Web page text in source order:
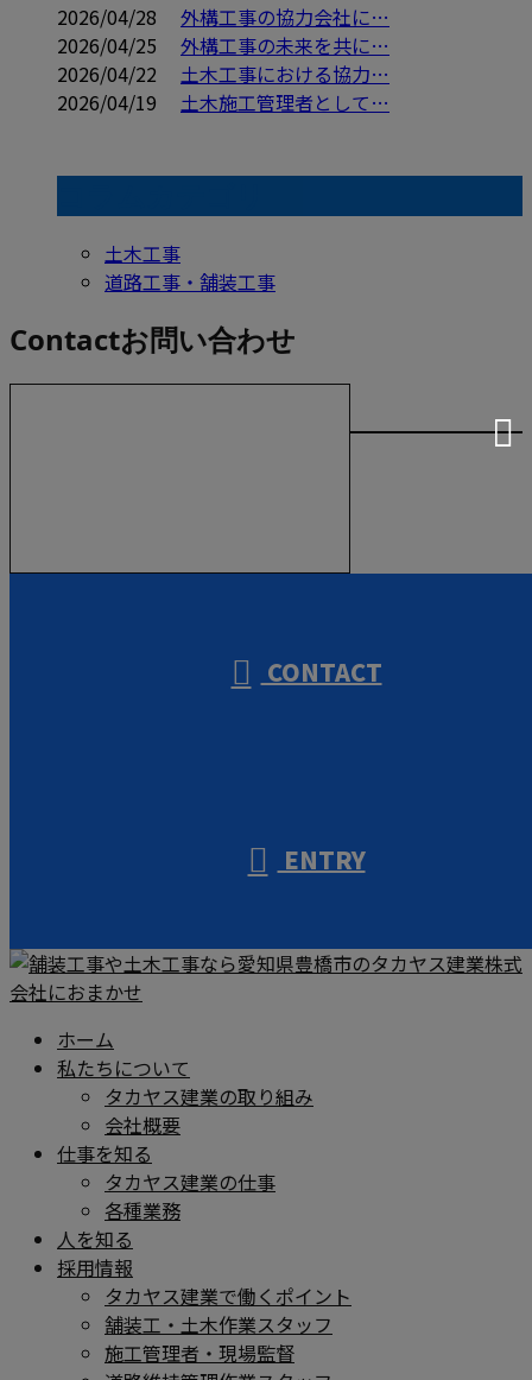
2026/04/28
外構工事の協力会社に…
2026/04/25
外構工事の未来を共に…
2026/04/22
土木工事における協力…
2026/04/19
土木施工管理者として…
土木工事
道路工事・舗装工事
Contactお問い合わせ
CONTACT
ENTRY
ホーム
私たちについて
タカヤス建業の取り組み
会社概要
仕事を知る
タカヤス建業の仕事
各種業務
人を知る
採用情報
タカヤス建業で働くポイント
舗装工・土木作業スタッフ
施工管理者・現場監督